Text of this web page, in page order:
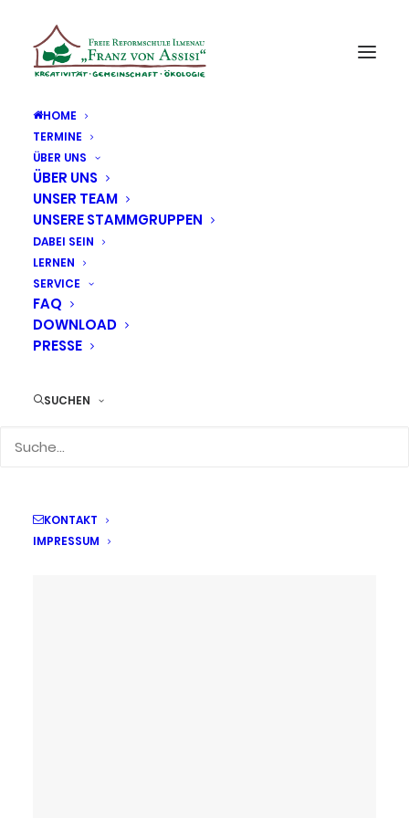
HOME
TERMINE
ÜBER UNS
ÜBER UNS
UNSER TEAM
UNSERE STAMMGRUPPEN
DABEI SEIN
LERNEN
SERVICE
FAQ
DOWNLOAD
PRESSE
SUCHEN
KONTAKT
IMPRESSUM